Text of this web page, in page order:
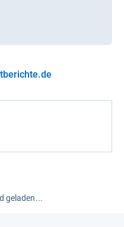
geladen...